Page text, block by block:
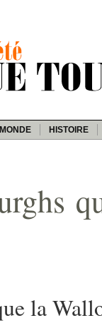
MONDE HISTOIRE
la